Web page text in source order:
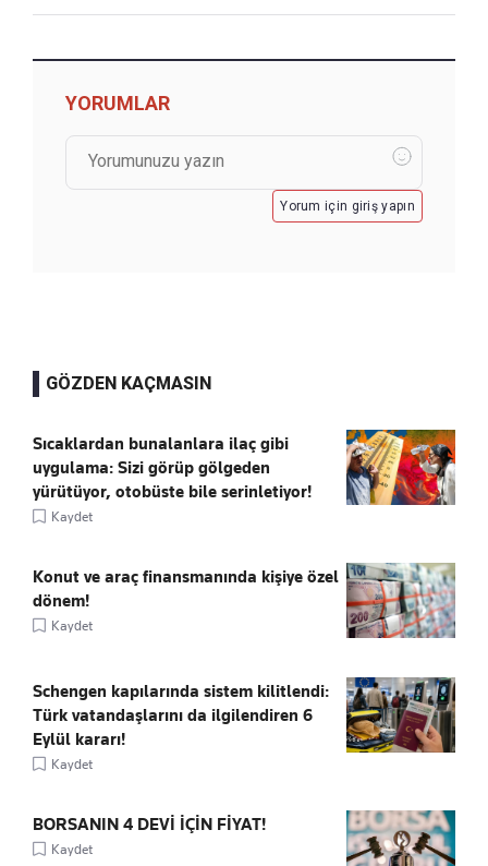
YORUMLAR
Yorum için giriş yapın
GÖZDEN KAÇMASIN
Sıcaklardan bunalanlara ilaç gibi
uygulama: Sizi görüp gölgeden
yürütüyor, otobüste bile serinletiyor!
Kaydet
Konut ve araç finansmanında kişiye özel
dönem!
Kaydet
Schengen kapılarında sistem kilitlendi:
Türk vatandaşlarını da ilgilendiren 6
Eylül kararı!
Kaydet
BORSANIN 4 DEVİ İÇİN FİYAT!
Kaydet